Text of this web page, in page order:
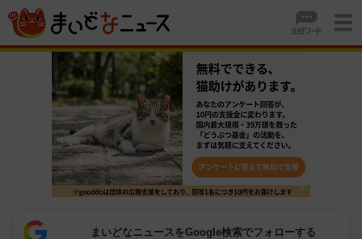
まいどなニュースをGoogle検索でフォローする